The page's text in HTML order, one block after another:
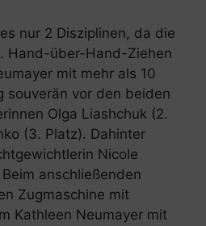
nur 2 Disziplinen, da die
Hand-über-Hand-Ziehen
mit mehr als 10
souverän vor den beiden
Olga Liashchuk (2.
(3. Platz). Dahinter
Nicole
anschließenden
Zugmaschine mit
Kathleen Neumayer mit